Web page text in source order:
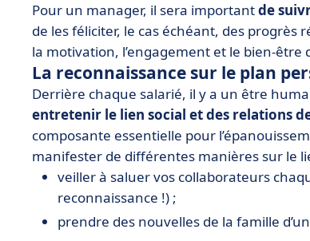
Pour un manager, il sera importantde
de les féliciter, le cas échéant, des progrès
la motivation, l’engagement et le bien-être
La reconnaissance sur le plan
Derrière chaque salarié, il y a un être
entretenir le lien social et des relations
composante essentielle pour
manifester de différentes manières sur le
veiller à saluer vos collaborateurs
reconnaissance !) ;
prendre des nouvelles de la famille